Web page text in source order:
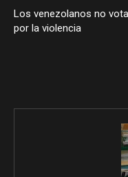
Los venezolanos no
por la violencia